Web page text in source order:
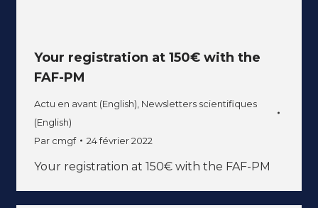
Your registration at 150€ with the
FAF-PM
Actu en avant (English), Newsletters scientifiques
(English)
Par cmgf 24 février 2022
Your registration at 150€ with the FAF-PM